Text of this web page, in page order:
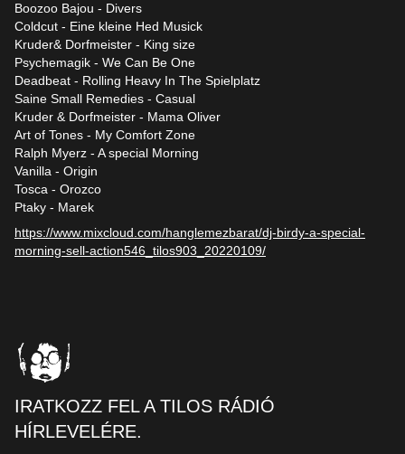
Boozoo Bajou - Divers
Coldcut - Eine kleine Hed Musick
Kruder& Dorfmeister - King size
Psychemagik - We Can Be One
Deadbeat - Rolling Heavy In The Spielplatz
Saine Small Remedies - Casual
Kruder & Dorfmeister - Mama Oliver
Art of Tones - My Comfort Zone
Ralph Myerz - A special Morning
Vanilla - Origin
Tosca - Orozco
Ptaky - Marek
https://www.mixcloud.com/hanglemezbarat/dj-birdy-a-special-
morning-sell-action546_tilos903_20220109/
IRATKOZZ FEL A TILOS RÁDIÓ
HÍRLEVELÉRE.